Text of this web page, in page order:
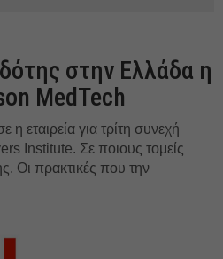
στην Ελλάδα η
MedTech
εταιρεία για τρίτη συνεχή
Institute. Σε ποιους τομείς
Οι πρακτικές που την